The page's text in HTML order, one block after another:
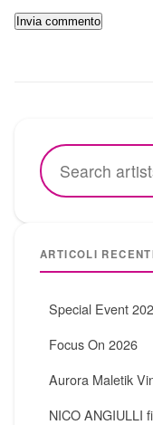
ARTICOLI
Special Event
Focus On 2026
Aurora Maletik
NICO ANGIULLI